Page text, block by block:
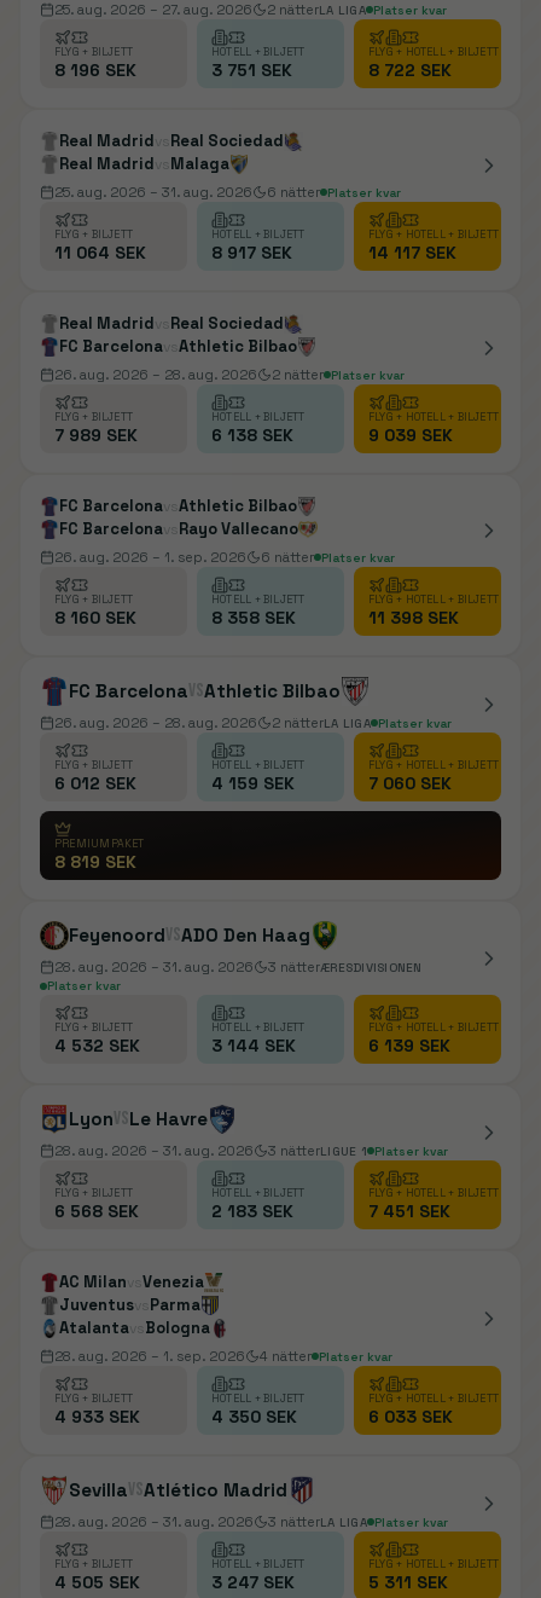
25. aug. 2026 – 27. aug. 2026 2 nätterLA LIGA Platser kvar
FLYG + BILJETT
8 196 SEK
HOTELL + BILJETT
3 751 SEK
FLYG + HOTELL + BILJETT
8 722 SEK
Real Madrid vs Real Sociedad
Real Madrid vs Malaga
25. aug. 2026 – 31. aug. 2026 6 nätter Platser kvar
FLYG + BILJETT
11 064 SEK
HOTELL + BILJETT
8 917 SEK
FLYG + HOTELL + BILJETT
14 117 SEK
Real Madrid vs Real Sociedad
FC Barcelonavs Athletic Bilbao
26. aug. 2026 – 28. aug. 2026 2 nätter Platser kvar
FLYG + BILJETT
7 989 SEK
HOTELL + BILJETT
6 138 SEK
FLYG + HOTELL + BILJETT
9 039 SEK
FC Barcelonavs Athletic Bilbao
FC Barcelonavs Rayo Vallecano
26. aug. 2026 – 1. sep. 2026 6 nätter Platser kvar
FLYG + BILJETT
8 160 SEK
HOTELL + BILJETT
8 358 SEK
FLYG + HOTELL + BILJETT
11 398 SEK
FC BarcelonavsAthletic Bilbao
26. aug. 2026 – 28. aug. 2026 2 nätterLA LIGA Platser kvar
FLYG + BILJETT
6 012 SEK
HOTELL + BILJETT
4 159 SEK
FLYG + HOTELL + BILJETT
7 060 SEK
PREMIUMPAKET
8 819 SEK
FeyenoordvsADO Den Haag
28. aug. 2026 – 31. aug. 2026 3 nätterÆRESDIVISIONEN
Platser kvar
FLYG + BILJETT
4 532 SEK
HOTELL + BILJETT
3 144 SEK
FLYG + HOTELL + BILJETT
6 139 SEK
LyonvsLe Havre
28. aug. 2026 – 31. aug. 2026 3 nätterLIGUE 1 Platser kvar
FLYG + BILJETT
6 568 SEK
HOTELL + BILJETT
2 183 SEK
FLYG + HOTELL + BILJETT
7 451 SEK
AC Milan vs Venezia
Juventusvs Parma
Atalantavs Bologna
28. aug. 2026 – 1. sep. 2026 4 nätter Platser kvar
FLYG + BILJETT
4 933 SEK
HOTELL + BILJETT
4 350 SEK
FLYG + HOTELL + BILJETT
6 033 SEK
SevillavsAtlético Madrid
28. aug. 2026 – 31. aug. 2026 3 nätterLA LIGA Platser kvar
FLYG + BILJETT
4 505 SEK
HOTELL + BILJETT
3 247 SEK
FLYG + HOTELL + BILJETT
5 311 SEK